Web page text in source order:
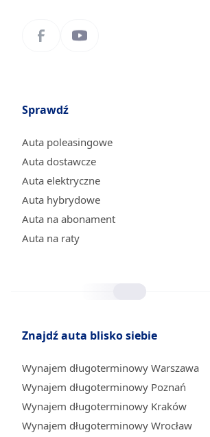
Sprawdź
Auta poleasingowe
Auta dostawcze
Auta elektryczne
Auta hybrydowe
Auta na abonament
Auta na raty
Znajdź auta blisko siebie
Wynajem długoterminowy Warszawa
Wynajem długoterminowy Poznań
Wynajem długoterminowy Kraków
Wynajem długoterminowy Wrocław